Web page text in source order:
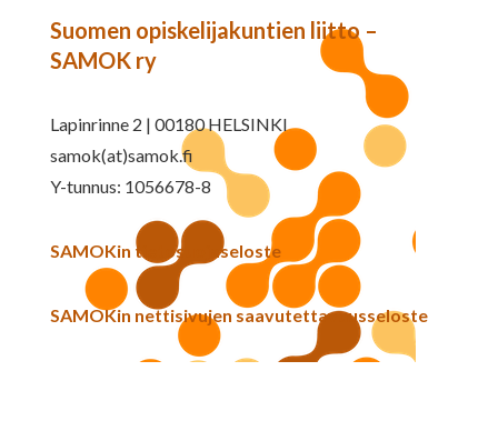
Suomen opiskelijakuntien liitto –
SAMOK ry
Lapinrinne 2 | 00180 HELSINKI
samok(at)samok.fi
Y-tunnus: 1056678-8
SAMOKin tietosuojaseloste
SAMOKin nettisivujen saavutettavuusseloste